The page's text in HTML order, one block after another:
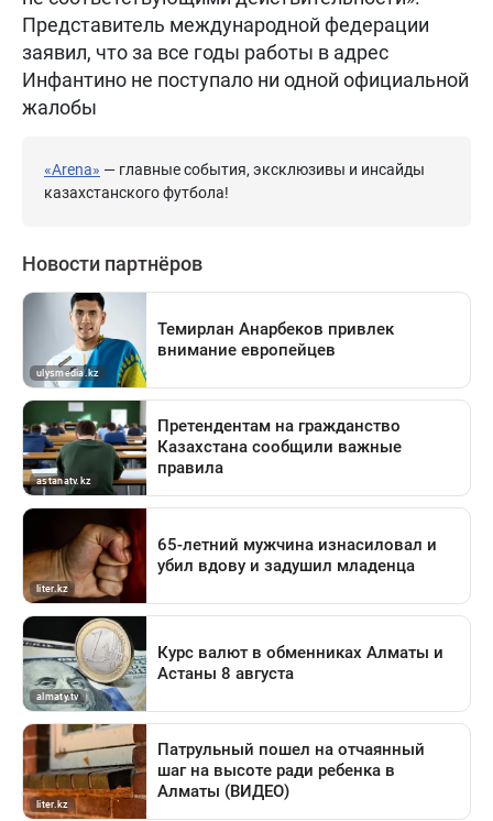
Представитель международной федерации
заявил, что за все годы работы в адрес
Инфантино не поступало ни одной официальной
жалобы
«Arena» — главные события, эксклюзивы и инсайды
казахстанского футбола!